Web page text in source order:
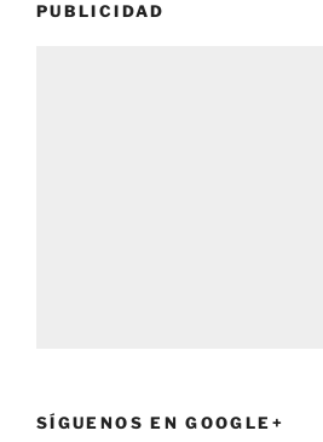
PUBLICIDAD
SÍGUENOS EN GOOGLE+